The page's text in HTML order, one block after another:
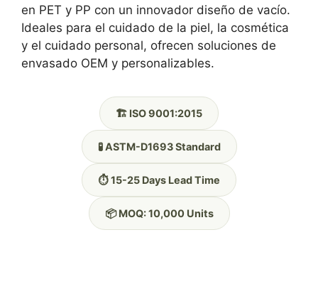
en PET y PP con un innovador diseño de vacío.
Ideales para el cuidado de la piel, la cosmética
y el cuidado personal, ofrecen soluciones de
envasado OEM y personalizables.
🏗️ ISO 9001:2015
🧪 ASTM-D1693 Standard
⏱️ 15-25 Days Lead Time
📦 MOQ: 10,000 Units